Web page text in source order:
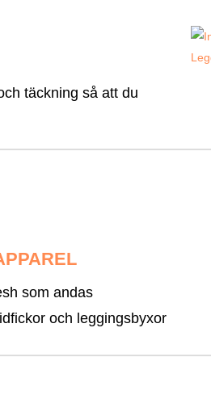
täckning så att du
som andas
och leggingsbyxor